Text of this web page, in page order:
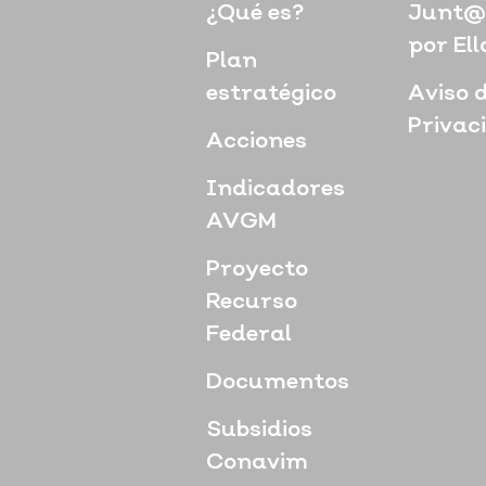
¿Qué es?
Plan
estratégico
Acciones
Indicadores
AVGM
Proyecto
Recurso
Federal
Documentos
Subsidios
Conavim
por
Aviso